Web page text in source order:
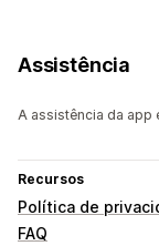
Assistência
A assistência da app
Recursos
Política de
FAQ